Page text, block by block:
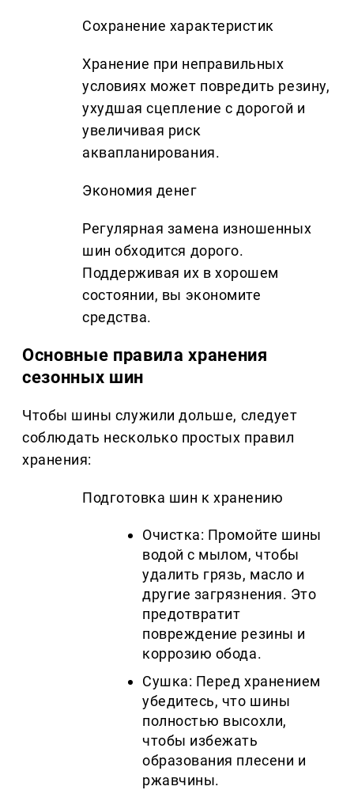
Сохранение характеристик
Хранение при неправильных
условиях может повредить резину,
ухудшая сцепление с дорогой и
увеличивая риск
аквапланирования.
Экономия денег
Регулярная замена изношенных
шин обходится дорого.
Поддерживая их в хорошем
состоянии, вы экономите
средства.
Основные правила хранения
сезонных шин
Чтобы шины служили дольше, следует
соблюдать несколько простых правил
хранения:
Подготовка шин к хранению
Очистка: Промойте шины
водой с мылом, чтобы
удалить грязь, масло и
другие загрязнения. Это
предотвратит
повреждение резины и
коррозию обода.
Сушка: Перед хранением
убедитесь, что шины
полностью высохли,
чтобы избежать
образования плесени и
ржавчины.